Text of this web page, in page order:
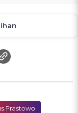
Prastowo